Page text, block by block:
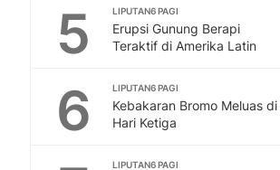
5 LIPUTAN6 PAGI
Erupsi Gunung Berapi
Teraktif di Amerika Latin
6 LIPUTAN6 PAGI
Kebakaran Bromo Meluas di
Hari Ketiga
LIPUTAN6 PAGI